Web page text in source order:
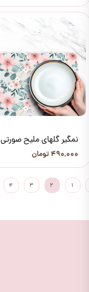
نمگیر گلهای ملیح صورتی
۴۹۰,۰۰۰ تومان
۱ ۲ ۳ ۴